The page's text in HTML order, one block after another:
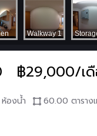
฿29,000/เ
องน้ำ 60.00 ตาราง